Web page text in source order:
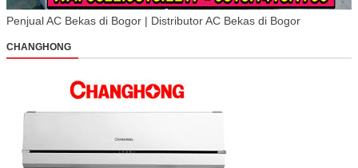
Penjual AC Bekas di Bogor | Distributor AC Bekas di Bogor
CHANGHONG